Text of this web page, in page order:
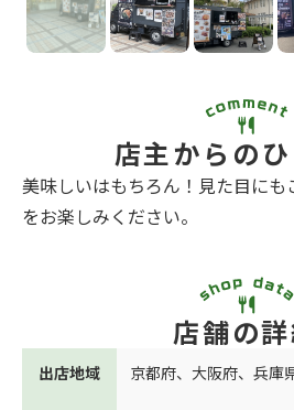
店主からの
美味しいはもちろん！見た目に
をお楽しみください。
店舗の
出店地域 京都府、 大阪府、 兵庫